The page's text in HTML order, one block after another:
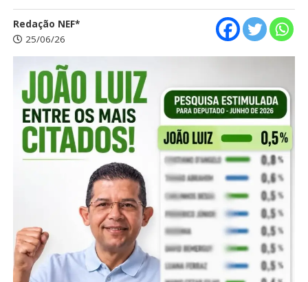
Redação NEF*
25/06/26